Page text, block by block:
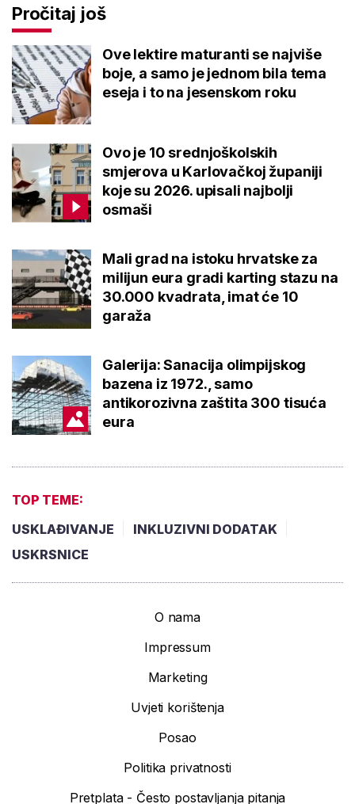
Pročitaj još
Ove lektire maturanti se najviše
boje, a samo je jednom bila tema
eseja i to na jesenskom roku
Ovo je 10 srednjoškolskih
smjerova u Karlovačkoj županiji
koje su 2026. upisali najbolji
osmaši
Mali grad na istoku hrvatske za
milijun eura gradi karting stazu na
30.000 kvadrata, imat će 10
garaža
Galerija: Sanacija olimpijskog
bazena iz 1972., samo
antikorozivna zaštita 300 tisuća
eura
TOP TEME:
USKLAĐIVANJE
INKLUZIVNI DODATAK
USKRSNICE
O nama
Impressum
Marketing
Uvjeti korištenja
Posao
Politika privatnosti
Pretplata - Često postavljanja pitanja